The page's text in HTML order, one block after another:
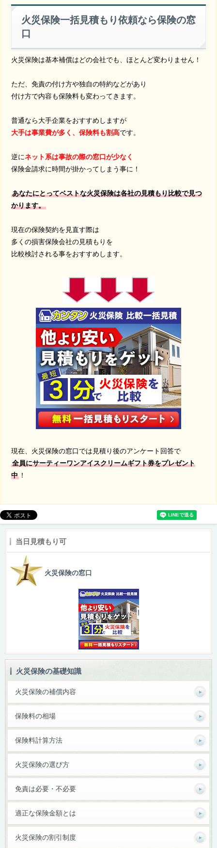
火災保険一括見積もり依頼なら保険の窓
口
火災保険は基本補償はどの会社でも、ほとんど変わりません！
ただ、免責の付け方や独自の特約などがあり
付け方で内容も保険料も変わってきます。
普通なら大手企業をおすすめしますが
大手は事業費が多く、保険料も割高です。
逆にネット系は事故の際の窓口が少なく
保険金請求に時間が掛かってしまう事に！
あなたにとってベストな火災保険は各社の見積もり比較で見つ
かります。
現在の保険契約を見直す際は
多くの損害保険会社の見積もりを
比較検討される事をおすすめします。
現在、火災保険の窓口では見積り後のアンケート回答で
全員にサーティーワンアイスクリームギフト券をプレゼント
中 ！
当日見積もり可
火災保険の窓口
火災保険の基礎知識
火災保険の補償内容
保険料の相場
保険料計算方法
火災保険の選び方
免責は必要・不必要
適正な保険金額とは
火災保険の割引制度